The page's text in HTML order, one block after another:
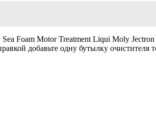
Foam Motor Treatment Liqui Moly
добавьте одну бутылку